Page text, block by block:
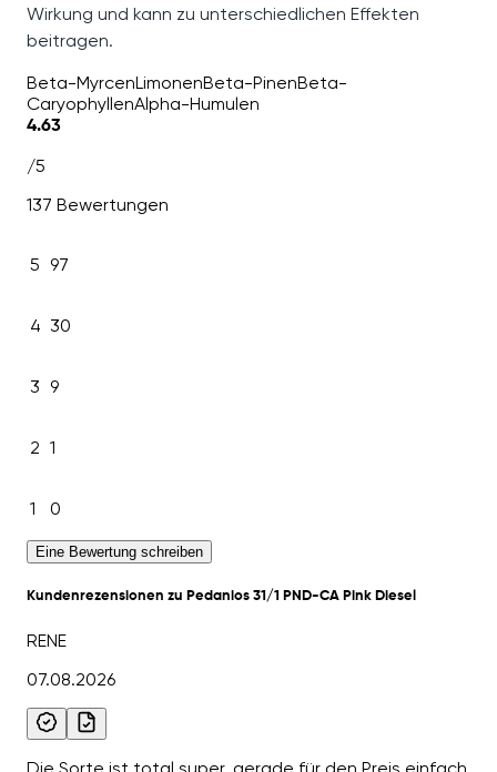
Wirkung und kann zu unterschiedlichen Effekten
beitragen.
Beta-MyrcenLimonenBeta-PinenBeta-
CaryophyllenAlpha-Humulen
4.63
/5
137 Bewertungen
5 97
4 30
3 9
2 1
1 0
Eine Bewertung schreiben
Kundenrezensionen zu Pedanios 31/1 PND-CA Pink Diesel
RENE
07.08.2026